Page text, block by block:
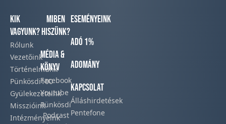
Kik
vagyunk?
Rólunk
Vezetőink
Történelmünk​
Pünkösdi100
Gyülekezeteink​
Misszióink​
Intézményeink
Miben
hiszünk?
Média &
Könyv
Facebook​
Youtube
Pünkösdi
Podcast​
Eseményeink
Adó 1%
Adomány
Kapcsolat
Álláshirdetések
Pentefone